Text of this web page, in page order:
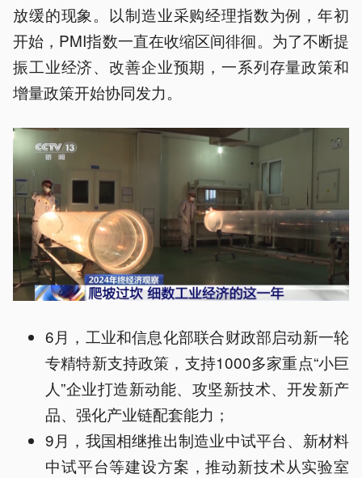
放缓的现象。以制造业采购经理指数为例，年初
开始，PMI指数一直在收缩区间徘徊。为了不断提
振工业经济、改善企业预期，一系列存量政策和
增量政策开始协同发力。
6月，工业和信息化部联合财政部启动新一轮
专精特新支持政策，支持1000多家重点“小巨
人”企业打造新动能、攻坚新技术、开发新产
品、强化产业链配套能力；
9月，我国相继推出制造业中试平台、新材料
中试平台等建设方案，推动新技术从实验室